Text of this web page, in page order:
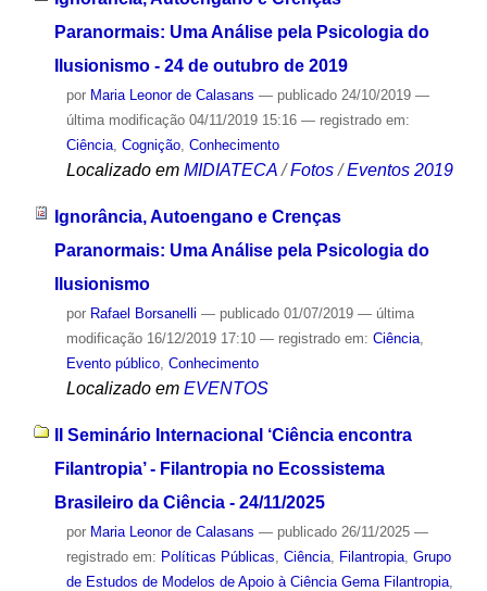
Paranormais: Uma Análise pela Psicologia do
Ilusionismo - 24 de outubro de 2019
por Maria Leonor de Calasans — publicado24/10/2019 —
última modificação04/11/2019 15:16 — registrado em:
Ciência, Cognição, Conhecimento
Localizado em MIDIATECA /Fotos /Eventos 2019
Ignorância, Autoengano e Crenças
Paranormais: Uma Análise pela Psicologia do
Ilusionismo
por Rafael Borsanelli — publicado01/07/2019 — última
modificação16/12/2019 17:10 — registrado em: Ciência,
Evento público, Conhecimento
Localizado em EVENTOS
II Seminário Internacional ‘Ciência encontra
Filantropia’ - Filantropia no Ecossistema
Brasileiro da Ciência - 24/11/2025
por Maria Leonor de Calasans — publicado26/11/2025 —
registrado em: Políticas Públicas Ciência, Filantropia, Grupo
de Estudos de Modelos de Apoio à Ciência Gema Filantropia,